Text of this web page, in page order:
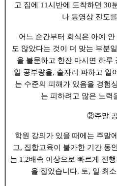
고 집에 11시반에 도착하면 30
나 동영상 진도
어느 순간부터 회식은 아예
도 않았다는 것이 더 맞는 부분
을 불문하고 한잔 마시면 하루
일 공부량을, 술자리 파하고 일
는 수준의 피해가 있음을 경험
는 피하려고 많은 노력
②주말
학원 강의가 있을 때에는 주말
고, 집합교육이 불가한 기간 동
는 1.2배속 이상으로 빠르게 진
을 잡았습니다. 토, 일 최